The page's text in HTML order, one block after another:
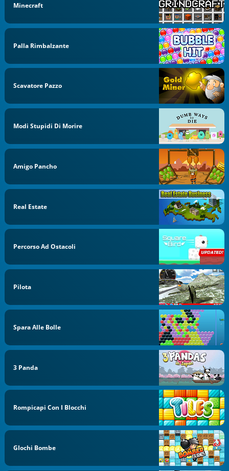
Minecraft
Palla Rimbalzante
Scavatore Pazzo
Modi Stupidi Di Morire
Amigo Pancho
Real Estate
Percorso Ad Ostacoli
Pilota
Spara Alle Bolle
3 Panda
Rompicapi Con I Blocchi
GIochi Bombe